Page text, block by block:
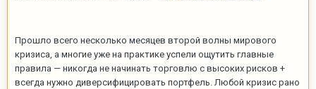
Прошло всего несколько месяцев второй волны мирового
кризиса, а многие уже на практике успели ощутить главные
правила — никогда не начинать торговлю с высоких рисков +
всегда нужно диверсифицировать портфель. Любой кризис рано